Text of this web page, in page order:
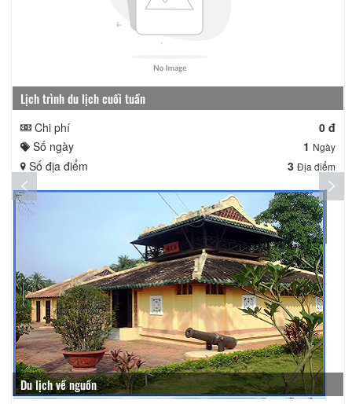
Lịch trình du lịch cuối tuần
Chi phí
0 đ
Số ngày
1 Ngày
Số địa điểm 3 Địa điểm
Du lịch về nguồn